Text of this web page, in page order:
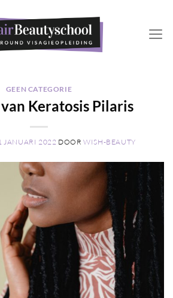
GEEN CATEGORIE
Keratosis Pilaris
JANUARI 2022 DOORWISH-BEAUTY